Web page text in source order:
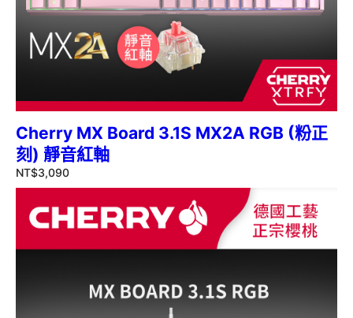
Cherry MX Board 3.1S MX2A RGB (粉正
刻) 靜音紅軸
NT$3,090